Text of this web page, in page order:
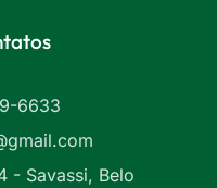
6633
- Savassi, Belo